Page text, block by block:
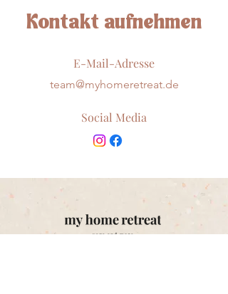
Kontakt aufnehmen
E-Mail-Adresse
team@myhomeretreat.de
Social Media